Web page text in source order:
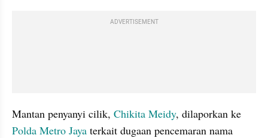
ADVERTISEMENT
Mantan penyanyi cilik, Chikita Meidy
Polda Metro Jaya terkait dugaan pencemaran nama